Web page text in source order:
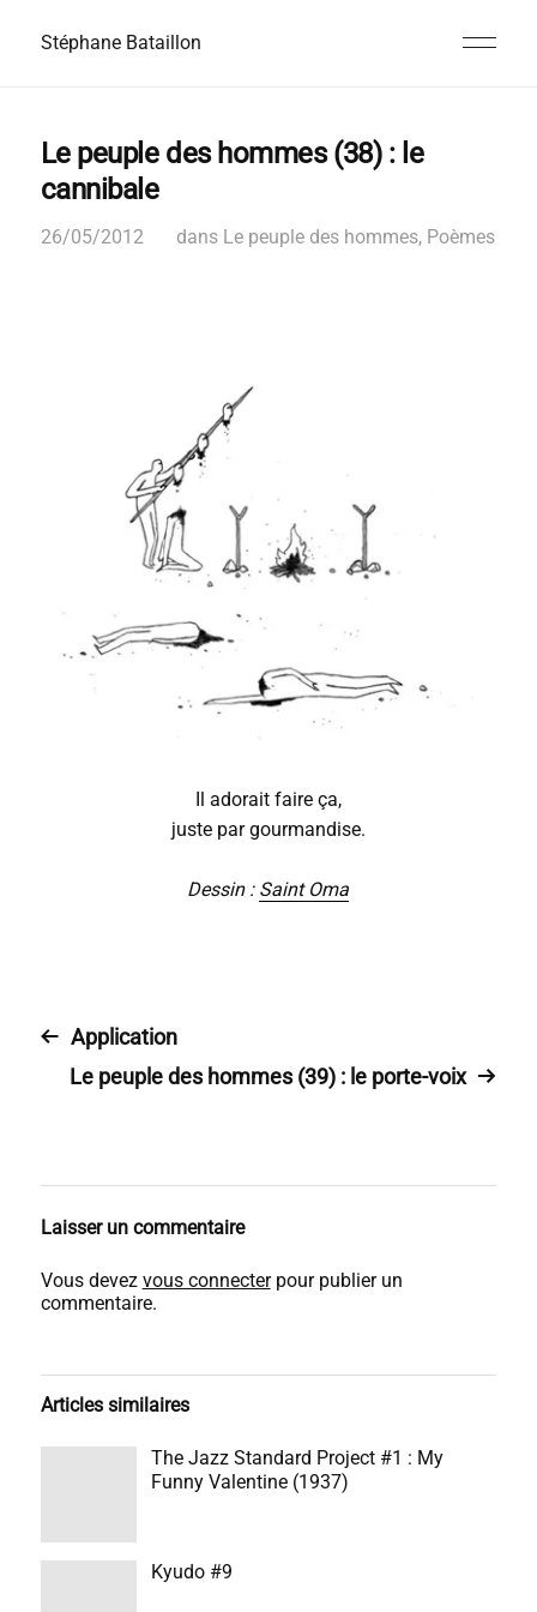
Stéphane Bataillon
Le peuple des hommes (38) : le
cannibale
26/05/2012 dans Le peuple des hommes, Poèmes
Il adorait faire ça,
juste par gourmandise.
Dessin : Saint Oma
Application
Le peuple des hommes (39) : le porte-voix
Laisser un commentaire
Vous devez vous connecterpour publier un
commentaire.
Articles similaires
The Jazz Standard Project #1 : My
Funny Valentine (1937)
Kyudo #9